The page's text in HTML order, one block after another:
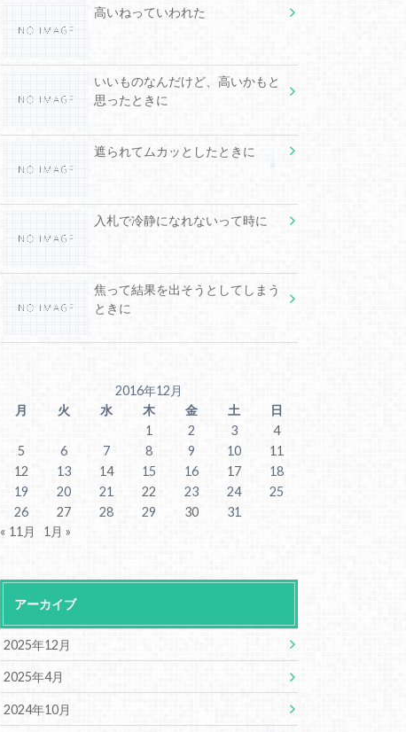
高いねっていわれた
いいものなんだけど、高いかもと
思ったときに
遮られてムカッとしたときに
入札で冷静になれないって時に
焦って結果を出そうとしてしまう
ときに
2016年12月
月
火 水 木 金 土
日
1
2 3
4
5
6 7 8 9 10
11
12
13 14 15 16 17
18
19
20 21 22 23 24
25
26
27 28 29 30
31
« 11月
1月 »
アーカイブ
2025年12月
2025年4月
2024年10月